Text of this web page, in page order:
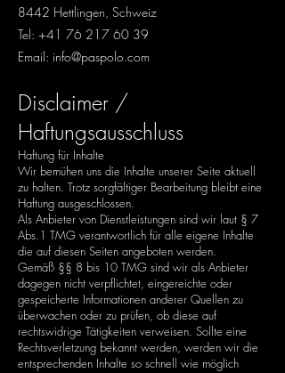
8442 Hettlingen, Schweiz
Tel: +41 76 217 60 39
Email: info@paspolo.com
Disclaimer /
Haftungsausschluss
Haftung für Inhalte
Wir bemühen uns die Inhalte unserer Seite aktuell
zu halten. Trotz sorgfältiger Bearbeitung bleibt eine
Haftung ausgeschlossen.
Als Anbieter von Dienstleistungen sind wir laut § 7
Abs.1 TMG verantwortlich für alle eigene Inhalte
die auf diesen Seiten angeboten werden.
Gemäß §§ 8 bis 10 TMG sind wir als Anbieter
dagegen nicht verpflichtet, eingereichte oder
gespeicherte Informationen anderer Quellen zu
überwachen oder zu prüfen, ob diese auf
rechtswidrige Tätigkeiten verweisen. Sollte eine
Rechtsverletzung bekannt werden, werden wir die
entsprechenden Inhalte so schnell wie möglich